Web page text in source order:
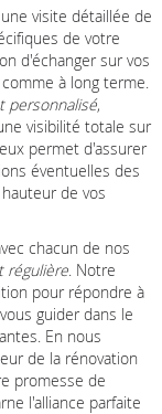
visite détaillée de
de votre
d'échanger sur vos
à long terme.
personnalisé,
visibilité totale sur
permet d'assurer
éventuelles des
de vos
chacun de nos
régulière. Notre
pour répondre à
guider dans le
En nous
de la rénovation
promesse de
l'alliance parfaite